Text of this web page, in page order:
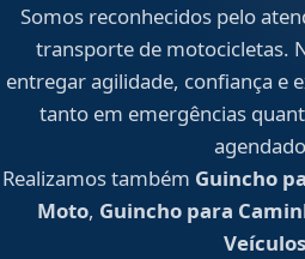
Somos reconhecidos pelo
transporte de motocicletas.
entregar agilidade, confiança e
tanto em emergências
Realizamos também Guincho
Moto, Guincho para
Veículos